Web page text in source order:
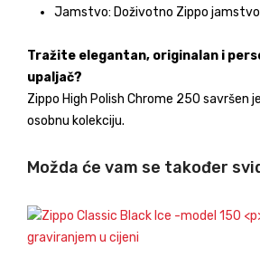
Jamstvo: Doživotno Zippo jamstvo
Tražite elegantan, originalan i
upaljač?
Zippo High Polish Chrome 250 savršen
osobnu kolekciju.
Možda će vam se također